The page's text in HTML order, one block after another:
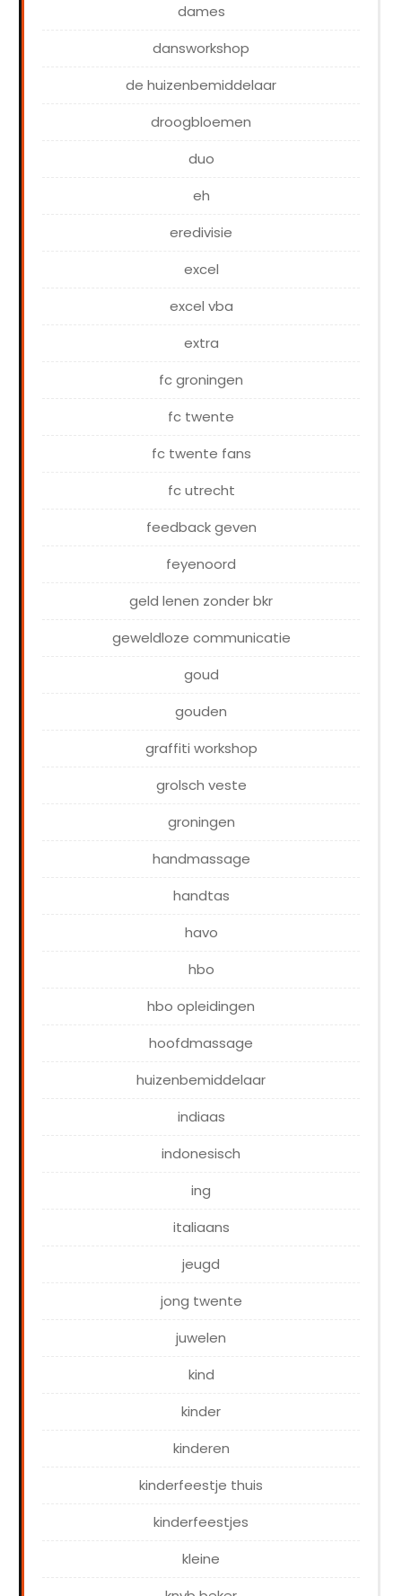
dames
dansworkshop
de huizenbemiddelaar
droogbloemen
duo
eh
eredivisie
excel
excel vba
extra
fc groningen
fc twente
fc twente fans
fc utrecht
feedback geven
feyenoord
geld lenen zonder bkr
geweldloze communicatie
goud
gouden
graffiti workshop
grolsch veste
groningen
handmassage
handtas
havo
hbo
hbo opleidingen
hoofdmassage
huizenbemiddelaar
indiaas
indonesisch
ing
italiaans
jeugd
jong twente
juwelen
kind
kinder
kinderen
kinderfeestje thuis
kinderfeestjes
kleine